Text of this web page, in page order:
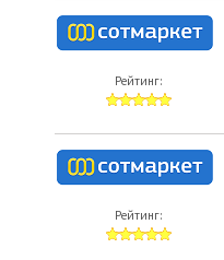
Рейтинг:
Рейтинг: